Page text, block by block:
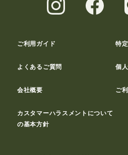
ご利用ガイド 特
よくあるご質問 個
会社概要 ご
カスタマーハラスメントについて
の基本方針